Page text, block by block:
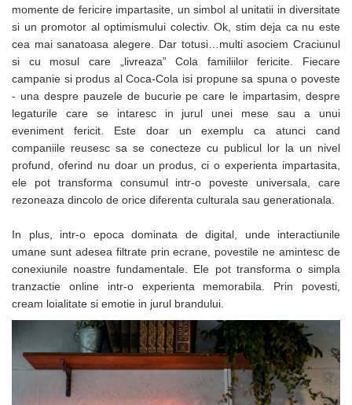
Tricouri
Bluze & Pulovere
Camasi
Pantaloni
Pantaloni cu pieptar
Hanorace
Jachete
Impermeabile
Veste
Reflectorizante
Incaltaminte de lucru si protectie
Incaltaminte de oras si munte
Echipamente medicale
Manusi de protectie
Accesorii pentru protectia capului
Casti de protectie
Ochelari de protectie si viziere
momente de fericire impartasite, un simbol al unitatii in diversitate
si un promotor al optimismului colectiv.Ok, stim deja ca nu este
cea mai sanatoasa alegere. Dar totusi…multi asociem Craciunul
si cu mosul care „livreaza” Cola familiilor fericite. Fiecare
campanie si produs al Coca-Cola isi propune sa spuna o poveste
- una despre pauzele de bucurie pe care le impartasim, despre
legaturile care se intaresc in jurul unei mese sau a unui
eveniment fericit. Este doar un exemplu ca atunci cand
companiile reusesc sa se conecteze cu publicul lor la un nivel
profund, oferind nu doar un produs, ci o experienta impartasita,
ele pot transforma consumul intr-o poveste universala, care
rezoneaza dincolo de orice diferenta culturala sau generationala.
In plus, intr-o epoca dominata de digital, unde interactiunile
umane sunt adesea filtrate prin ecrane, povestile ne amintesc de
conexiunile noastre fundamentale. Ele pot transforma o simpla
tranzactie online intr-o experienta memorabila. Prin povesti,
cream loialitate si emotie in jurul brandului.